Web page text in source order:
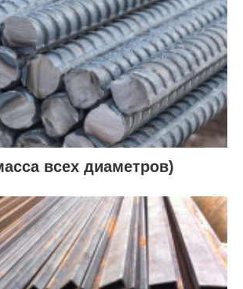
всех диаметров)